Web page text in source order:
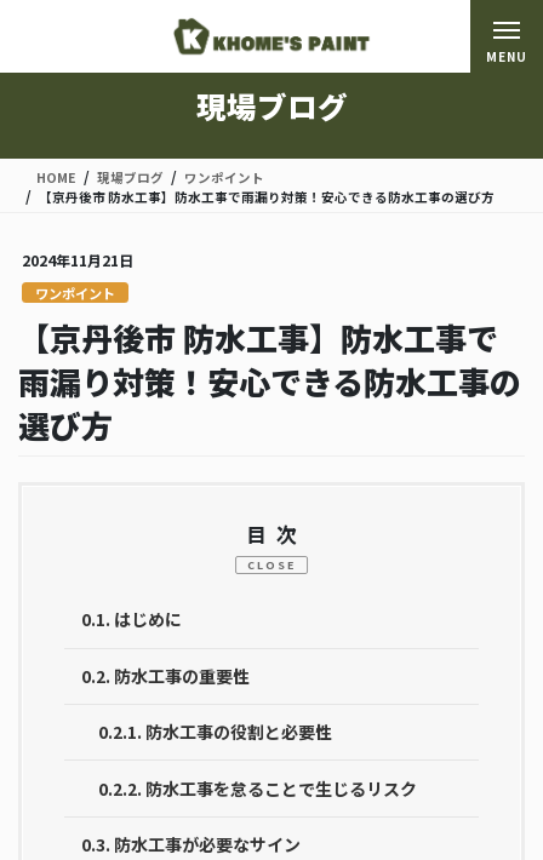
移
ン
現場ブログ
HOME 現場ブログ
ワンポイント
【京丹後市 防水工事】防水工事で雨漏り対策！安心できる防水工事の選び方
2024年11月21日
ワンポイント
【京丹後市 防水工事】防水工事で
雨漏り対策！安心できる防水工事の
選び方
目次
CLOSE
0.1. はじめに
0.2. 防水工事の重要性
0.2.1. 防水工事の役割と必要性
0.2.2. 防水工事を怠ることで生じるリスク
0.3. 防水工事が必要なサイン
MENU